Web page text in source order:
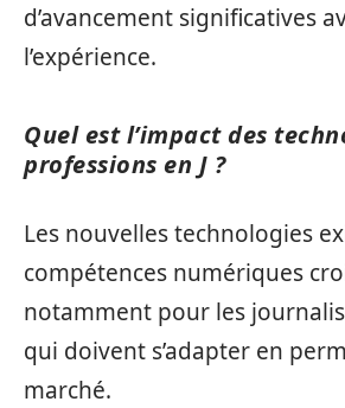
d’avancement significatives
l’expérience.
Quel est l’impact des
professions en J ?
Les nouvelles technologies
compétences numériques
notamment pour les
qui doivent s’adapter en
marché.